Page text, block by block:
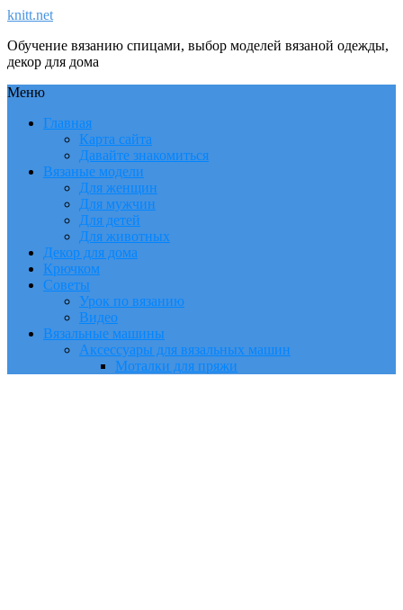
knitt.net
Обучение вязанию спицами, выбор моделей вязаной одежды,
декор для дома
Меню
Главная
Карта сайта
Давайте знакомиться
Вязаные модели
Для женщин
Для мужчин
Для детей
Для животных
Декор для дома
Крючком
Советы
Урок по вязанию
Видео
Вязальные машины
Аксессуары для вязальных машин
Моталки для пряжи